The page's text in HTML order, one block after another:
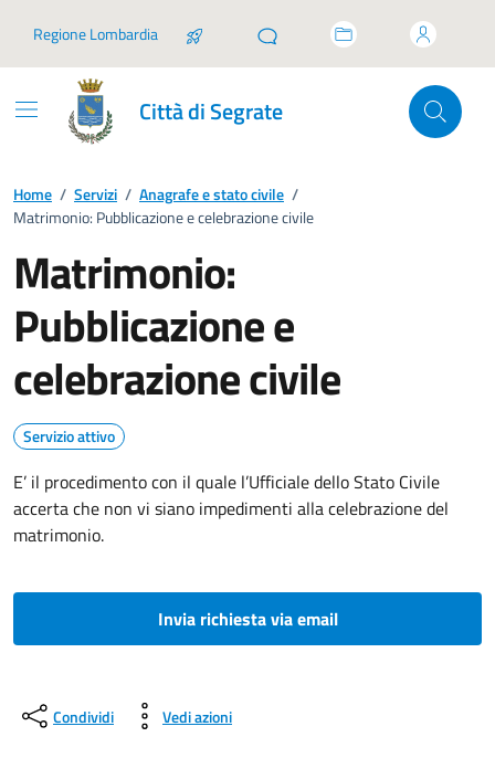
Regione Lombardia
Città di Segrate
Home / Servizi / Anagrafe e stato civile /
Matrimonio: Pubblicazione e celebrazione civile
Matrimonio:
Pubblicazione e
celebrazione civile
Servizio attivo
E’ il procedimento con il quale l’Ufficiale dello Stato Civile
accerta che non vi siano impedimenti alla celebrazione del
matrimonio.
Invia richiesta via email
Condividi Vedi azioni